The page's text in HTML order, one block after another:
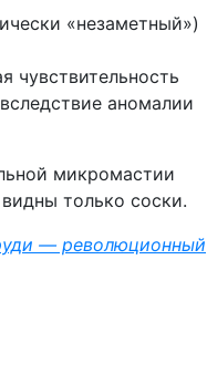
«незаметный»)
чувствительность
аномалии
микромастии
только соски.
— революционный